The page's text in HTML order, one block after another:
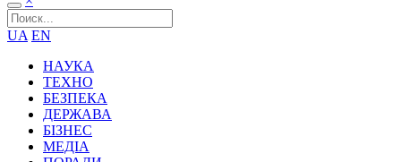
UA EN
НАУКА
ТЕХНО
БЕЗПЕКА
ДЕРЖАВА
БІЗНЕС
МЕДІА